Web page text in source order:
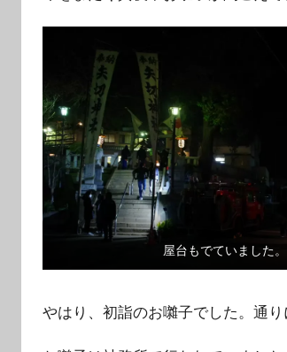
屋台もでていました。
やはり、初詣のお囃子でした。通